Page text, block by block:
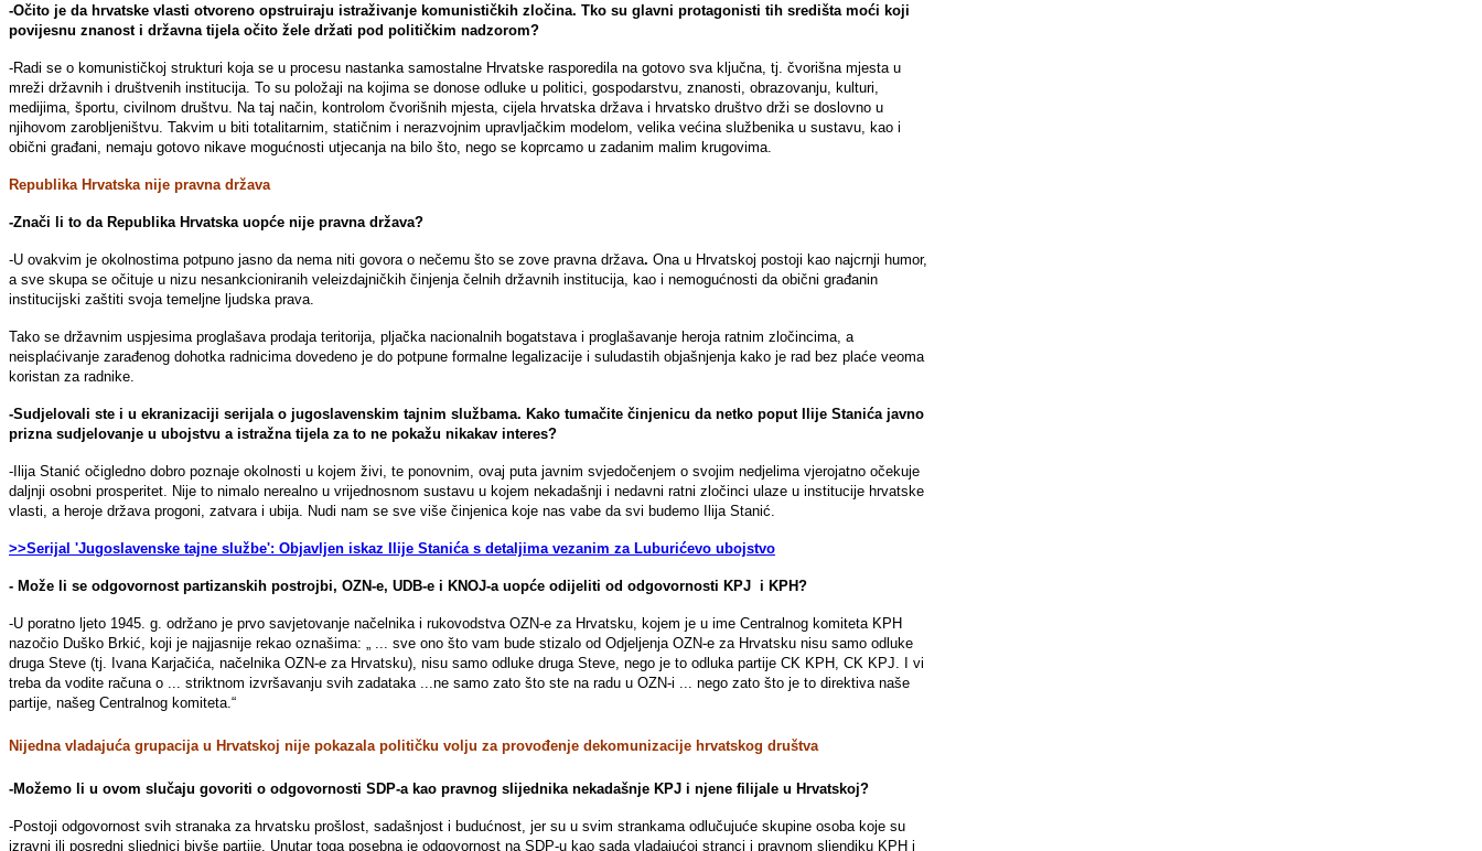
-Očito je da hrvatske vlasti otvoreno opstruiraju istraživanje komunističkih zločina. Tko su glavni protagonisti tih središta moći koji
povijesnu znanost i državna tijela očito žele držati pod političkim nadzorom?
-Radi se o komunističkoj strukturi koja se u procesu nastanka samostalne Hrvatske rasporedila na gotovo sva ključna, tj. čvorišna mjesta u
mreži državnih i društvenih institucija. To su položaji na kojima se donose odluke u politici, gospodarstvu, znanosti, obrazovanju, kulturi,
medijima, športu, civilnom društvu. Na taj način, kontrolom čvorišnih mjesta, cijela hrvatska država i hrvatsko društvo drži se doslovno u
njihovom zarobljeništvu. Takvim u biti totalitarnim, statičnim i nerazvojnim upravljačkim modelom, velika većina službenika u sustavu, kao i
obični građani, nemaju gotovo nikave mogućnosti utjecanja na bilo što, nego se koprcamo u zadanim malim krugovima.
Republika Hrvatska nije pravna država
-Znači li to da Republika Hrvatska uopće nije pravna država?
-U ovakvim je okolnostima potpuno jasno da nema niti govora o nečemu što se zove pravna država. Ona u Hrvatskoj postoji kao najcrnji humor,
a sve skupa se očituje u nizu nesankcioniranih veleizdajničkih činjenja čelnih državnih institucija, kao i nemogućnosti da obični građanin
institucijski zaštiti svoja temeljne ljudska prava.
Tako se državnim uspjesima proglašava prodaja teritorija, pljačka nacionalnih bogatstava i proglašavanje heroja ratnim zločincima, a
neisplaćivanje zarađenog dohotka radnicima dovedeno je do potpune formalne legalizacije i suludastih objašnjenja kako je rad bez plaće veoma
koristan za radnike.
-Sudjelovali ste i u ekranizaciji serijala o jugoslavenskim tajnim službama. Kako tumačite činjenicu da netko poput Ilije Stanića javno
prizna sudjelovanje u ubojstvu a istražna tijela za to ne pokažu nikakav interes?
-Ilija Stanić očigledno dobro poznaje okolnosti u kojem živi, te ponovnim, ovaj puta javnim svjedočenjem o svojim nedjelima vjerojatno očekuje
daljnji osobni prosperitet. Nije to nimalo nerealno u vrijednosnom sustavu u kojem nekadašnji i nedavni ratni zločinci ulaze u institucije hrvatske
vlasti, a heroje država progoni, zatvara i ubija. Nudi nam se sve više činjenica koje nas vabe da svi budemo Ilija Stanić.
>>Serijal 'Jugoslavenske tajne službe': Objavljen iskaz Ilije Stanića s detaljima vezanim za Luburićevo ubojstvo
- Može li se odgovornost partizanskih postrojbi, OZN-e, UDB-e i KNOJ-a uopće odijeliti od odgovornosti KPJ i KPH?
-U poratno ljeto 1945. g. održano je prvo savjetovanje načelnika i rukovodstva OZN-e za Hrvatsku, kojem je u ime Centralnog komiteta KPH
nazočio Duško Brkić, koji je najjasnije rekao oznašima: „ ... sve ono što vam bude stizalo od Odjeljenja OZN-e za Hrvatsku nisu samo odluke
druga Steve (tj. Ivana Karjačića, načelnika OZN-e za Hrvatsku), nisu samo odluke druga Steve, nego je to odluka partije CK KPH, CK KPJ. I vi
treba da vodite računa o ... striktnom izvršavanju svih zadataka ...ne samo zato što ste na radu u OZN-i ... nego zato što je to direktiva naše
partije, našeg Centralnog komiteta.“
Nijedna vladajuća grupacija u Hrvatskoj nije pokazala političku volju za provođenje dekomunizacije hrvatskog društva
-Možemo li u ovom slučaju govoriti o odgovornosti SDP-a kao pravnog slijednika nekadašnje KPJ i njene filijale u Hrvatskoj?
-Postoji odgovornost svih stranaka za hrvatsku prošlost, sadašnjost i budućnost, jer su u svim strankama odlučujuće skupine osoba koje su
izravni ili posredni sljednici bivše partije. Unutar toga posebna je odgovornost na SDP-u kao sada vladajućoj stranci i pravnom sljendiku KPH i